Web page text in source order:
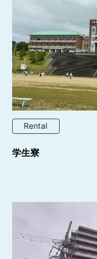
Rental
学生寮